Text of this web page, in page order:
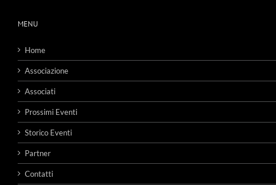
MENU
Home
Associazione
Associati
Prossimi Eventi
Storico Eventi
Partner
Contatti